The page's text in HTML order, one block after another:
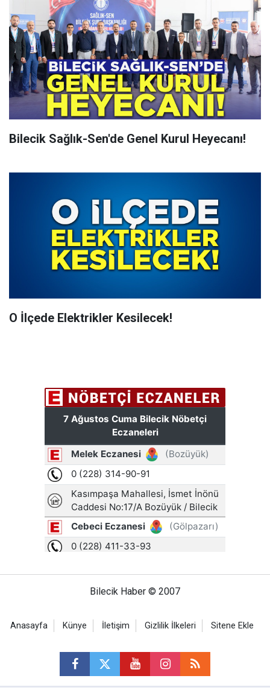
Bilecik Sağlık-Sen'de Genel Kurul Heyecanı!
O İlçede Elektrikler Kesilecek!
Bilecik Haber © 2007
Anasayfa Künye İletişim Gizlilik İlkeleri Sitene Ekle